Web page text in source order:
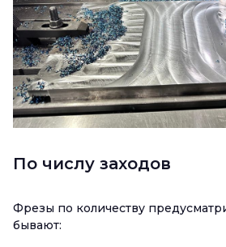
По числу заходов
Фрезы по количеству
бывают: